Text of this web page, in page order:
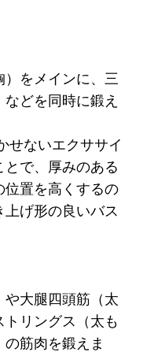
）をメインに、三
などを同時に鍛え
せないエクササイ
で、厚みのある
位置を高くするの
げ形の良いバス
や大腿四頭筋（太
トリングス（太も
の筋肉を鍛えま